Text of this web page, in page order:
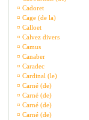
¤ Cadoret
¤ Cage (de la)
¤ Calloet
¤ Calvez divers
¤ Camus
¤ Canaber
¤ Caradec
¤ Cardinal (le)
¤ Carné (de)
¤ Carné (de)
¤ Carné (de)
¤ Carné (de)